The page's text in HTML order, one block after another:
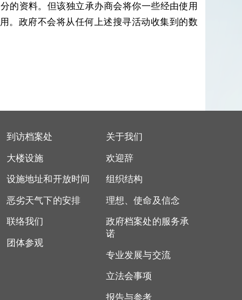
的资料。但该独立承办商会将你一些经由使用
。政府不会将从任何上述搜寻活动收集到的数
到访档案处
大楼设施
设施地址和开放时间
恶劣天气下的安排
联络我们
团体参观
关于我们
欢迎辞
组织结构
理想、使命及信念
政府档案处的服务承
诺
专业发展与交流
立法会事项
报告与参考